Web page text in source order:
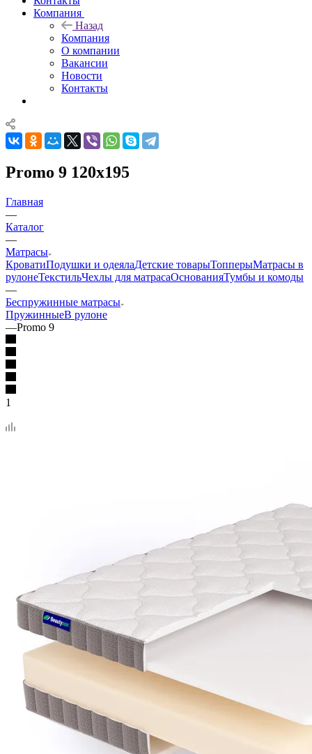
Компания
Назад
Компания
О компании
Вакансии
Новости
Контакты
Promo 9 120x195
Главная
—
Каталог
—
Матрасы
КроватиПодушки и одеялаДетские товарыТопперыМатрасы в
рулонеТекстильЧехлы для матрасаОснованияТумбы и комоды
—
Беспружинные матрасы
ПружинныеВ рулоне
—Promo 9
1